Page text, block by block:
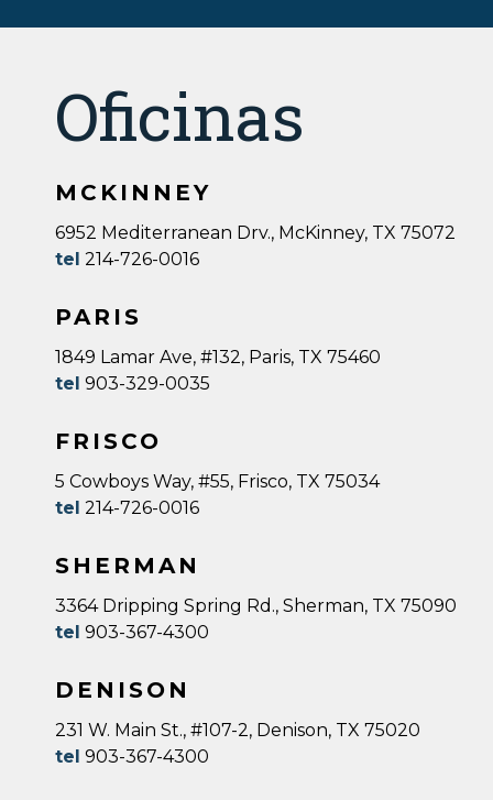
Oficinas
MCKINNEY
6952 Mediterranean Drv., McKinney, TX 75072
tel 214-726-0016
PARIS
1849 Lamar Ave, #132, Paris, TX 75460
tel 903-329-0035
FRISCO
5 Cowboys Way, #55, Frisco, TX 75034
tel 214-726-0016
SHERMAN
3364 Dripping Spring Rd., Sherman, TX 75090
tel 903-367-4300
DENISON
231 W. Main St., #107-2, Denison, TX 75020
tel 903-367-4300